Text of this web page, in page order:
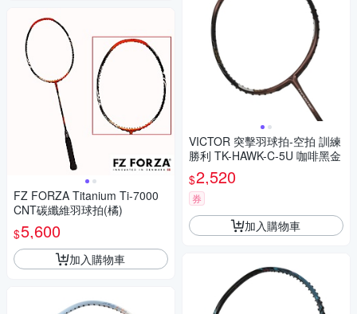
FZ FORZA Titanium Ti-7000
CNT碳纖維羽球拍(橘)
$5,600
加入購物車
VICTOR 突擊羽球拍-空拍 訓練
勝利 TK-HAWK-C-5U 咖啡黑金
$2,520
券
加入購物車